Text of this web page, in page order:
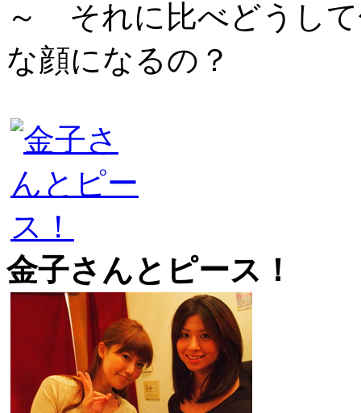
～ それに比べどうし
な顔になるの？
金子さんとピース！